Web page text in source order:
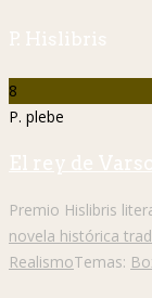
P. Hislibris
8
P. plebe
El rey de
Premio Hislibris
novela histórica
RealismoTemas: